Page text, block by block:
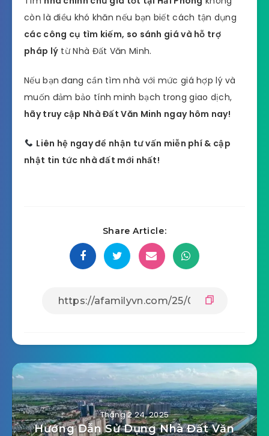
còn là điều khó khăn nếu bạn biết cách tận dụng
các công cụ tìm kiếm, so sánh giá và hỗ trợ
pháp lý từ Nhà Đất Văn Minh.
Nếu bạn đang cần tìm nhà với mức giá hợp lý và
muốn đảm bảo tính minh bạch trong giao dịch,
hãy truy cập Nhà Đất Văn Minh ngay hôm nay!
Liên hệ ngay để nhận tư vấn miễn phí & cập
nhật tin tức nhà đất mới nhất!
Share Article:
Tháng 2 24, 2025
Hướng Dẫn Sử Dụng Nhà Đất Văn